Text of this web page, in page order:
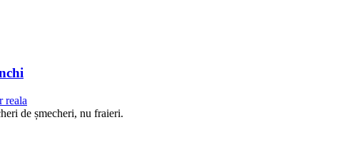
reala
de șmecheri, nu fraieri.